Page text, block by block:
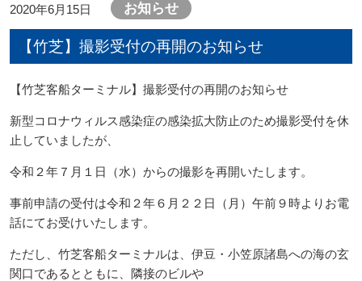
2020年6月15日 お知らせ
【竹芝】撮影受付の再開のお知らせ
【竹芝客船ターミナル】撮影受付の再開のお知らせ
新型コロナウィルス感染症の感染拡大防止のため撮影受付を休
止していましたが、
令和２年７月１日（水）からの撮影を再開いたします。
事前申請の受付は令和２年６月２２日（月）午前９時よりお電
話にてお受けいたします。
ただし、竹芝客船ターミナルは、伊豆・小笠原諸島への海の玄
関口であるとともに、隣接のビルや